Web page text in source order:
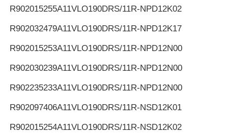
R902015255A11VLO190DRS/11R-NPD12K02
R902032479A11VLO190DRS/11R-NPD12K17
R902015253A11VLO190DRS/11R-NPD12N00
R902030239A11VLO190DRS/11R-NPD12N00
R902235233A11VLO190DRS/11R-NPD12N00
R902097406A11VLO190DRS/11R-NSD12K01
R902015254A11VLO190DRS/11R-NSD12K02